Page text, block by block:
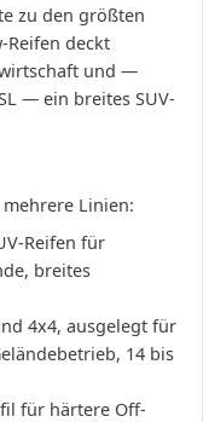
zu den größten
Reifen deckt
und —
— ein breites SUV-
Linien:
Reifen für
breites
4x4, ausgelegt für
14 bis
für härtere Off-